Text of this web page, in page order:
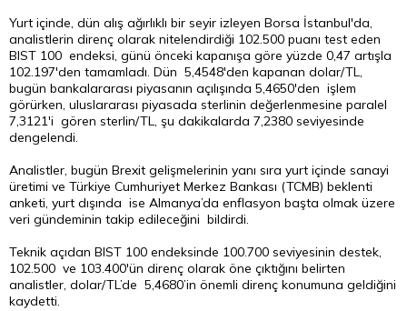
Yurt içinde, dün alış ağırlıklı bir seyir izleyen Borsa İstanbul'da,
analistlerin direnç olarak nitelendirdiği 102.500 puanı test eden
BIST 100 endeksi, günü önceki kapanışa göre yüzde 0,47 artışla
102.197'den tamamladı. Dün 5,4548'den kapanan dolar/TL,
bugün bankalararası piyasanın açılışında 5,4650'den işlem
görürken, uluslararası piyasada sterlinin değerlenmesine paralel
7,3121'i gören sterlin/TL, şu dakikalarda 7,2380 seviyesinde
dengelendi.
Analistler, bugün Brexit gelişmelerinin yanı sıra yurt içinde sanayi
üretimi ve Türkiye Cumhuriyet Merkez Bankası (TCMB) beklenti
anketi, yurt dışında ise Almanya’da enflasyon başta olmak üzere
veri gündeminin takip edileceğini bildirdi.
Teknik açıdan BIST 100 endeksinde 100.700 seviyesinin destek,
102.500 ve 103.400'ün direnç olarak öne çıktığını belirten
analistler, dolar/TL’de 5,4680’in önemli direnç konumuna geldiğini
kaydetti.